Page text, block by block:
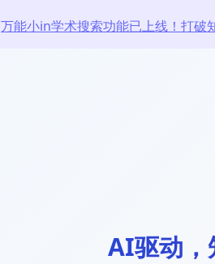
万能小in学术搜索功能已上线！打破
AI驱动，